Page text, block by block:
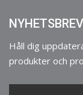
NYHETSBREV
Håll dig
produkter och